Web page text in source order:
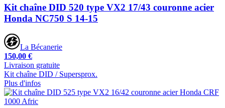
Kit chaîne DID 520 type VX2 17/43 couronne acier
Honda NC750 S 14-15
La Bécanerie
150,00 €
Livraison gratuite
Kit chaîne DID / Supersprox.
Plus d'infos